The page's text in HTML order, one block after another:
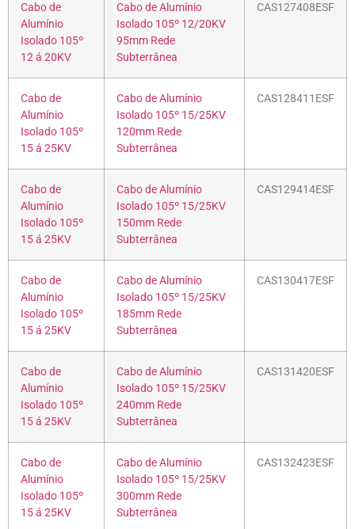
Cabo de
Alumínio
Isolado 105º
12 á 20KV
Cabo de Alumínio
Isolado 105º 12/20KV
95mm Rede
Subterrânea
CAS127408ESF
Cabo de
Alumínio
Isolado 105º
15 á 25KV
Cabo de Alumínio
Isolado 105º 15/25KV
120mm Rede
Subterrânea
CAS128411ESF
Cabo de
Alumínio
Isolado 105º
15 á 25KV
Cabo de Alumínio
Isolado 105º 15/25KV
150mm Rede
Subterrânea
CAS129414ESF
Cabo de
Alumínio
Isolado 105º
15 á 25KV
Cabo de Alumínio
Isolado 105º 15/25KV
185mm Rede
Subterrânea
CAS130417ESF
Cabo de
Alumínio
Isolado 105º
15 á 25KV
Cabo de Alumínio
Isolado 105º 15/25KV
240mm Rede
Subterrânea
CAS131420ESF
Cabo de
Alumínio
Isolado 105º
15 á 25KV
Cabo de Alumínio
Isolado 105º 15/25KV
300mm Rede
Subterrânea
CAS132423ESF